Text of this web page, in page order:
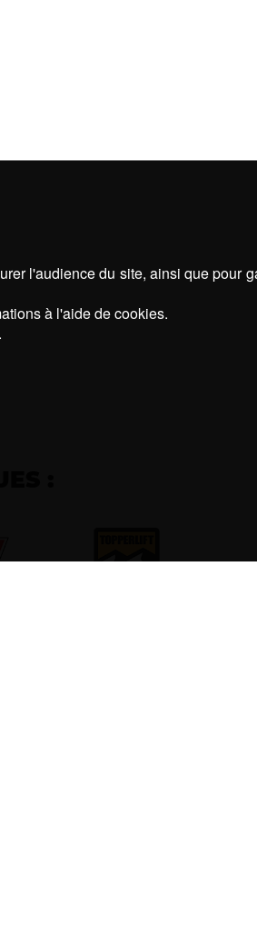
l'audience du site, ainsi que pour
à l'aide de cookies.